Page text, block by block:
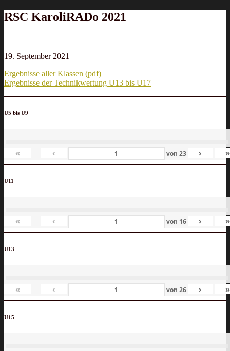
RSC KaroliRADo 2021
19. September 2021
Ergebnisse aller Klassen (pdf)
Ergebnisse der Technikwertung U13 bis U17
U5 bis U9
« ‹ von 23 › »
U11
« ‹ von 16 › »
U13
« ‹ von 26 › »
U15